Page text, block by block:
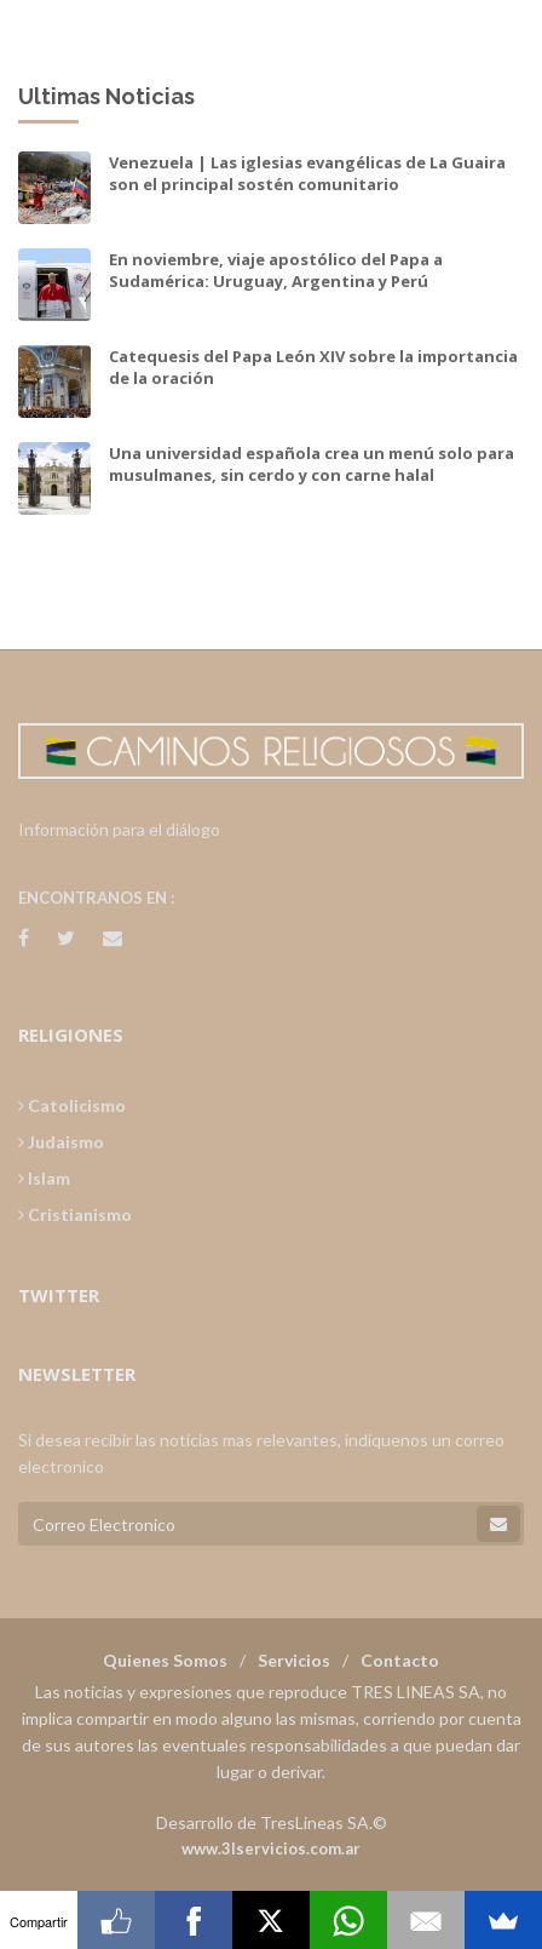
Ultimas Noticias
Venezuela | Las iglesias evangélicas de La Guaira
son el principal sostén comunitario
En noviembre, viaje apostólico del Papa a
Sudamérica: Uruguay, Argentina y Perú
Catequesis del Papa León XIV sobre la importancia
de la oración
Una universidad española crea un menú solo para
musulmanes, sin cerdo y con carne halal
Información para el diálogo
ENCONTRANOS EN :
RELIGIONES
Catolicismo
Judaismo
Islam
Cristianismo
TWITTER
NEWSLETTER
Si desea recibir las noticias mas relevantes, indiquenos un correo
electronico
Quienes Somos Servicios
Contacto
Las noticias y expresiones que reproduce TRES LINEAS SA, no
implica compartir en modo alguno las mismas, corriendo por cuenta
de sus autores las eventuales responsabilidades a que puedan dar
lugar o derivar.
Desarrollo de TresLineas SA.©
www.3lservicios.com.ar
Compartir